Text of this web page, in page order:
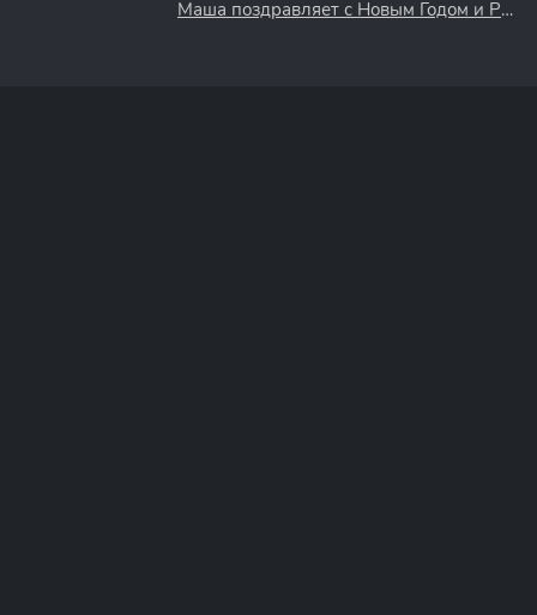
Маша поздравляет с Новым Годом и Рождеством (2017)